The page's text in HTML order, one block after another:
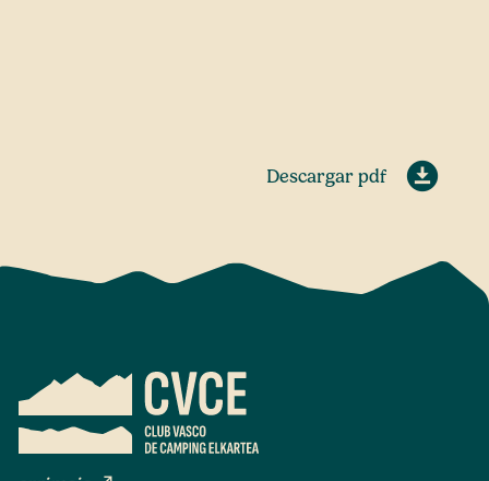
Descargar pdf